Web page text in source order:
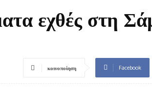
εχθές στη
κοινοποίηση Facebook